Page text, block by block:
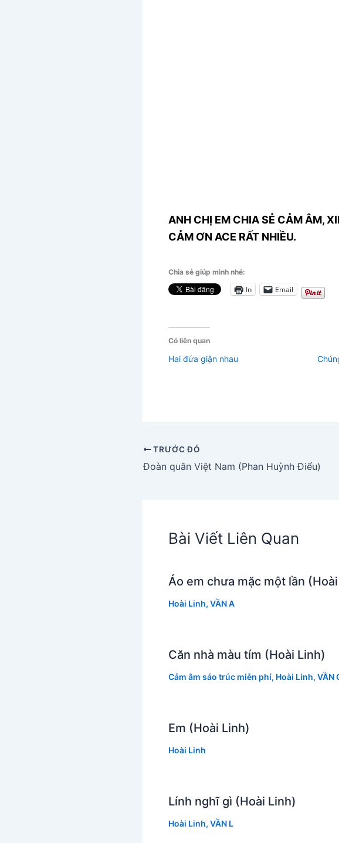
ANH CHỊ EM CHIA SẺ CẢM ÂM,
CẢM ƠN ACE RẤT NHIỀU.
Chia sẻ giúp mình nhé:
In Email
Có liên quan
Hai đứa giận nhau
TRƯỚC ĐÓ
Đoàn quân Việt Nam (Phan Huỳnh Điểu)
Bài Viết Liên Quan
Áo em chưa mặc một lần
Hoài Linh, VẦN A
Căn nhà màu tím (Hoài Linh)
Cảm âm sáo trúc miễn phí, Hoài Linh, VẦN
Em (Hoài Linh)
Hoài Linh
Lính nghĩ gì (Hoài Linh)
Hoài Linh, VẦN L